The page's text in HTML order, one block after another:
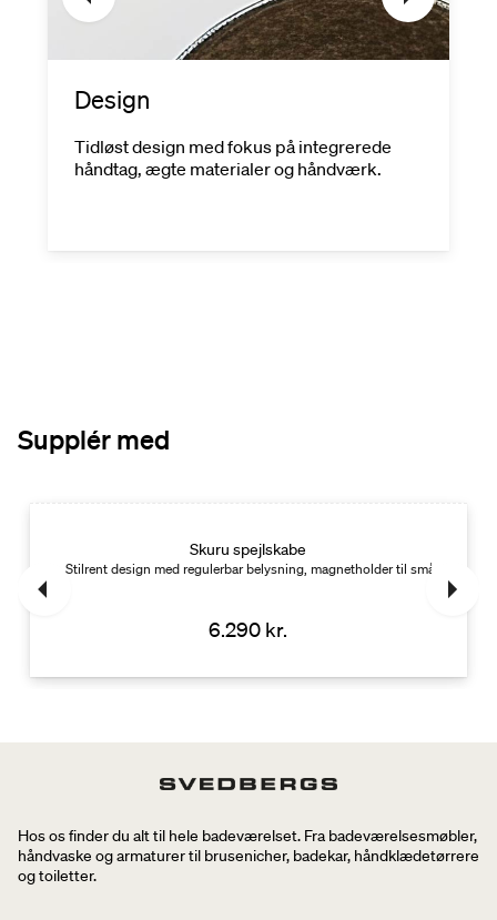
Design
Tidløst design med fokus på integrerede
håndtag, ægte materialer og håndværk.
Supplér med
Skuru spejlskabe
Stilrent design med regulerbar belysning, magnetholder til småting og
6.290 kr.
Hos os finder du alt til hele badeværelset. Fra badeværelsesmøbler,
håndvaske og armaturer til brusenicher, badekar, håndklædetørrere
og toiletter.